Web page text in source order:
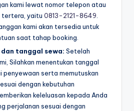
kami lewat nomor telepon atau
tertera, yaitu 0813-2121-8649
kami akan tersedia untuk
saat tahap booking.
tanggal sewa: Setelah
Silahkan menentukan tanggal
penyewaan serta memutuskan
dengan kebutuhan
keleluasan kepada Anda
perjalanan sesuai dengan